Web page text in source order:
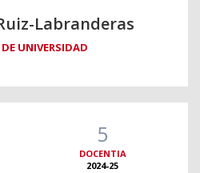
Labranderas
UNIVERSIDAD
5
DOCENTIA
2024-25